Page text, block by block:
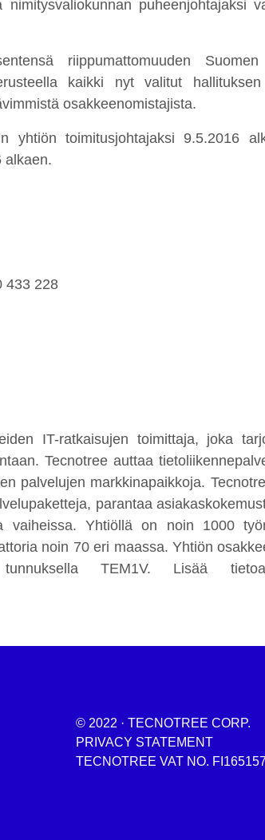
puheenjohtajaksi
riippumattomuuden Suomen
kaikki nyt valitut
osakkeenomistajista.
yhtiön toimitusjohtajaksi 9.5.2016
alkaen.
433 228
IT-ratkaisujen toimittaja, joka
Tecnotree auttaa
palvelujen markkinapaikkoja.
parantaa
vaiheissa. Yhtiöllä on noin 1000
noin 70 eri maassa. Yhtiön
TEM1V. Lisää
© 2022 · TECNOTREE CORP.
PRIVACY STATEMENT
TECNOTREE VAT NO.